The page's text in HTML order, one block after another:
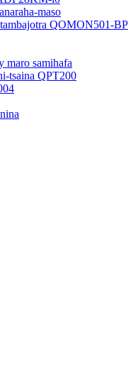
maso
QOMON501-BP
maro samihafa
tsaina QPT200